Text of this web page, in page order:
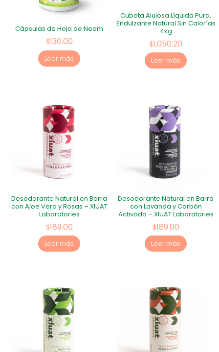
Cápsulas de Hoja de Neem
$130.00
Leer más
Cubeta Alulosa Líquida Pura,
Endulzante Natural Sin Calorías
4kg
$1,050.20
Leer más
Desodorante Natural en Barra
con Aloe Vera y Rosas – XIUAT
Laboratories
$189.00
Leer más
Desodorante Natural en Barra
con Lavanda y Carbón
Activado – XIUAT Laboratories
$189.00
Leer más